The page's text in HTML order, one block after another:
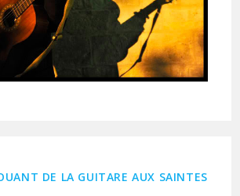
DE LA GUITARE AUX SAINTES